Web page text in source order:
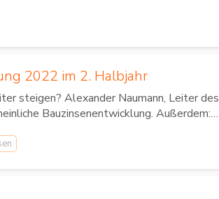
2022 im 2. Halbjahr
steigen? Alexander Naumann, Leiter des
Bauzinsenentwicklung. Außerdem:…